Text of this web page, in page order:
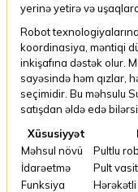
yerinə yetirə və
Robot
koordinasiya, məntiqi
inkişafına dəstək olur.
sayəsində həm qızlar,
seçimidir. Bu məhsulu
satışdan əldə edə
Xüsusiyyət
Məhsul növü
Pultlu
İdarəetmə
Pult
Funksiya